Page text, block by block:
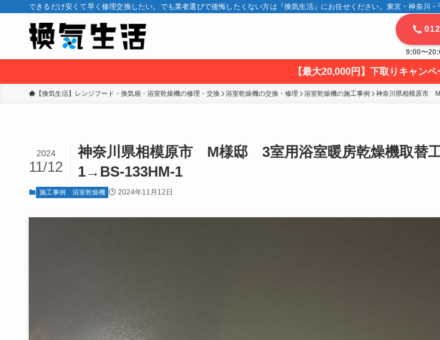
できるだけ安くて早く修理交換したい。でも業者選びで後悔したくない方は『換気生活』にお任せください。東京・神奈
9:00〜
【最大20,000円】下取りキャン
【換気生活】レンジフード・換気扇・浴室乾燥機の修理・交換 浴室乾燥機の交換・修理 浴室乾燥機の施工事例 神奈川県相模原市　
神奈川県相模原市 M様邸 3室用浴室暖房乾燥機取替
1→BS-133HM-1
2024
11/12
施工事例 浴室乾燥機 2024年11月12日